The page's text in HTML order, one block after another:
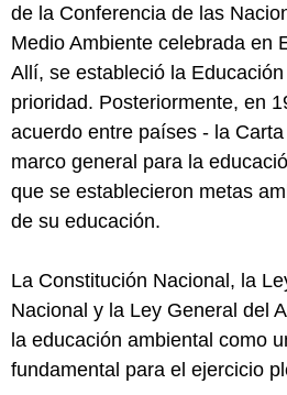
de la Conferencia de las
Medio Ambiente celebrada en
Allí, se estableció la
prioridad. Posteriormente, en
acuerdo entre países - la
marco general para la
que se establecieron metas
de su educación.
La Constitución Nacional, la
Nacional y la Ley General del
la educación ambiental como
fundamental para el ejercicio